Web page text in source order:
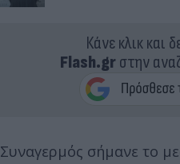
Κάνε κλικ και
Flash.grστην
Συναγερμός σήμανε το